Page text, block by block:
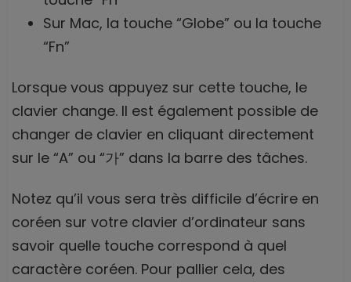
Sur Mac, la touche “Globe” ou la touche
“Fn”
Lorsque vous appuyez sur cette touche, le
clavier change. Il est également possible de
changer de clavier en cliquant directement
sur le “A” ou “가” dans la barre des tâches.
Notez qu’il vous sera très difficile d’écrire en
coréen sur votre clavier d’ordinateur sans
savoir quelle touche correspond à quel
caractère coréen. Pour pallier cela, des